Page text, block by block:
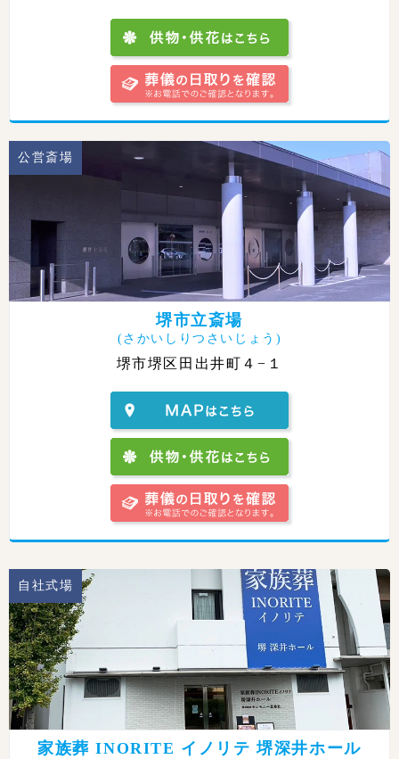
公営斎場
堺市立斎場
(さかいしりつさいじょう)
堺市堺区田出井町４−１
自社式場
家族葬 INORITE イノリテ 堺深井ホール